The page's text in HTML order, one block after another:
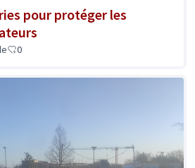
pour protéger les
0